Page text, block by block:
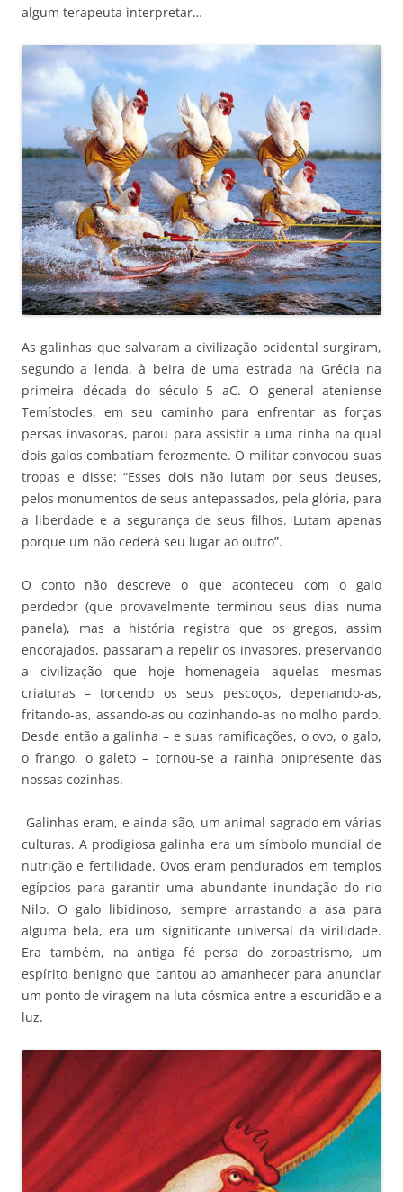
algum terapeuta interpretar…
As galinhas que salvaram a civilização ocidental surgiram,
segundo a lenda, à beira de uma estrada na Grécia na
primeira década do século 5 aC. O general ateniense
Temístocles, em seu caminho para enfrentar as forças
persas invasoras, parou para assistir a uma rinha na qual
dois galos combatiam ferozmente. O militar convocou suas
tropas e disse: “Esses dois não lutam por seus deuses,
pelos monumentos de seus antepassados, pela glória, para
a liberdade e a segurança de seus filhos. Lutam apenas
porque um não cederá seu lugar ao outro”.
O conto não descreve o que aconteceu com o galo
perdedor (que provavelmente terminou seus dias numa
panela), mas a história registra que os gregos, assim
encorajados, passaram a repelir os invasores, preservando
a civilização que hoje homenageia aquelas mesmas
criaturas – torcendo os seus pescoços, depenando-as,
fritando-as, assando-as ou cozinhando-as no molho pardo.
Desde então a galinha – e suas ramificações, o ovo, o galo,
o frango, o galeto – tornou-se a rainha onipresente das
nossas cozinhas.
Galinhas eram, e ainda são, um animal sagrado em várias
culturas. A prodigiosa galinha era um símbolo mundial de
nutrição e fertilidade. Ovos eram pendurados em templos
egípcios para garantir uma abundante inundação do rio
Nilo. O galo libidinoso, sempre arrastando a asa para
alguma bela, era um significante universal da virilidade.
Era também, na antiga fé persa do zoroastrismo, um
espírito benigno que cantou ao amanhecer para anunciar
um ponto de viragem na luta cósmica entre a escuridão e a
luz.